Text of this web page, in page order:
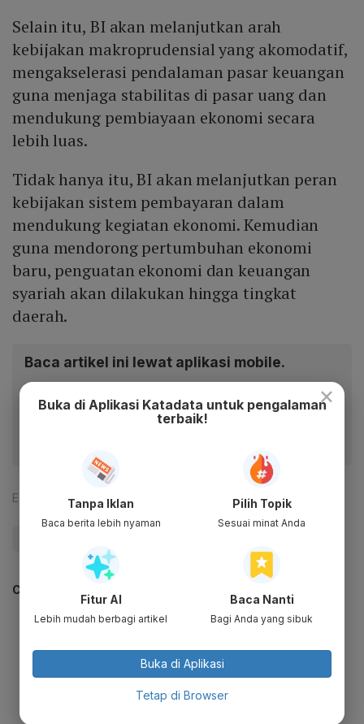
Selain itu, BI akan melanjutkan arah
kebijakan makroprudensial yang akomodatif,
mengakselerasi pendalaman pasar keuangan
guna menjaga stabilitas di pasar uang dan
mendukung pembiayaan ekonomi secara
lebih luas.
Tidak hanya itu, BI akan melanjutkan peran
kebijakan sistem pembayaran dalam
mendukung kegiatan ekonomi. Kemudian
guna mendorong pertumbuhan ekonomi
baru, penguatan ekonomi dan keuangan
syariah akan dilakukan hingga tingkat
daerah.
Baca artikel ini lewat aplikasi mobile.
Dapatkan pengalaman membaca lebih nyaman dan nikmati
fitur menarik lainnya lewat aplikasi mobile Katadata.
Editor: Yuliawati
CEK JUGA DATA INI
×
Buka di Aplikasi Katadata untuk pengalaman
terbaik!
Tanpa Iklan
Baca berita lebih nyaman
Pilih Topik
Sesuai minat Anda
Fitur AI
Lebih mudah berbagi artikel
Baca Nanti
Bagi Anda yang sibuk
Buka di Aplikasi
Tetap di Browser